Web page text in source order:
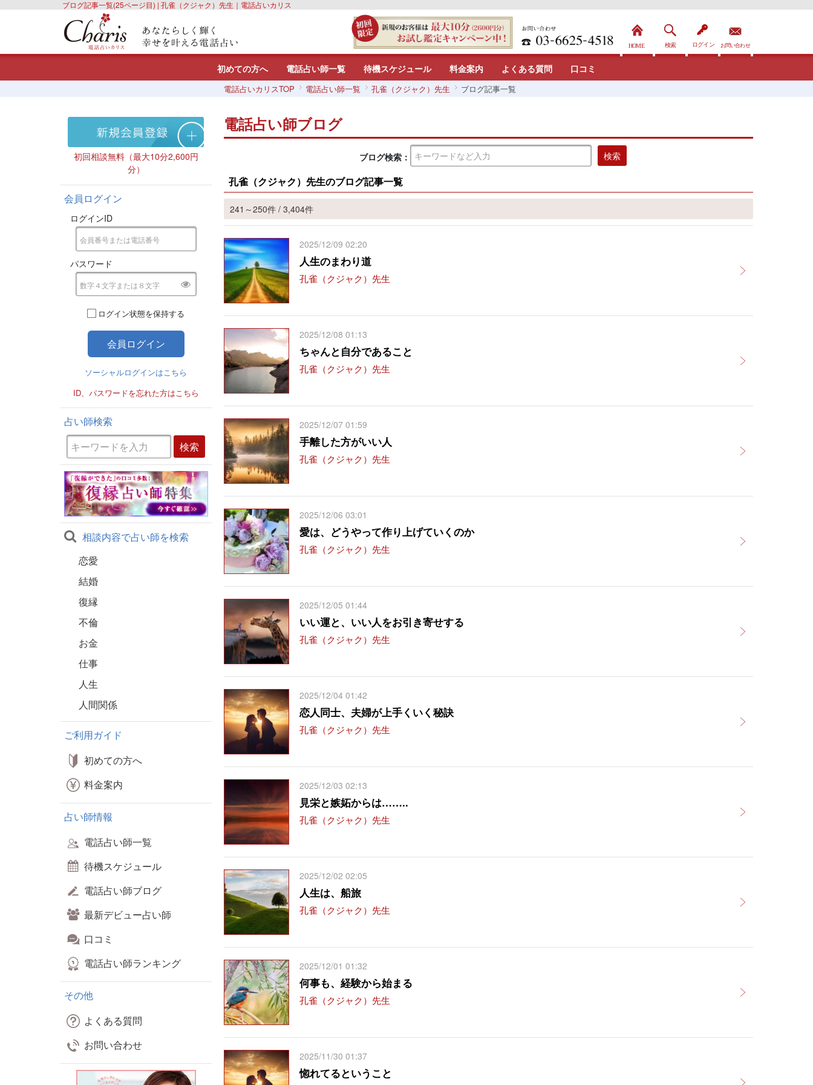
ブログ記事一覧(25ページ目) | 孔雀（クジャク）先生｜電話占いカリス
初めての方へ 電話占い師一覧 待機スケジュール 料金案内 よくある質問 口コミ
電話占いカリスTOP 電話占い師一覧 孔雀（クジャク）先生 ブログ記事一覧
初回相談無料（最大10分2,600円
分）
会員ログイン
ログインID
パスワード
ログイン状態を保持する
ソーシャルログインはこちら
ID、パスワードを忘れた方はこちら
占い師検索
相談内容で占い師を検索
恋愛
結婚
復縁
不倫
お金
仕事
人生
人間関係
ご利用ガイド
初めての方へ
料金案内
占い師情報
電話占い師一覧
待機スケジュール
電話占い師ブログ
最新デビュー占い師
口コミ
電話占い師ランキング
その他
よくある質問
お問い合わせ
電話占い師ブログ
ブログ検索：
孔雀（クジャク）先生のブログ記事一覧
241～250件 / 3,404件
2025/12/09 02:20
人生のまわり道
孔雀（クジャク）先生
2025/12/08 01:13
ちゃんと自分であること
孔雀（クジャク）先生
2025/12/07 01:59
手離した方がいい人
孔雀（クジャク）先生
2025/12/06 03:01
愛は、どうやって作り上げていくのか
孔雀（クジャク）先生
2025/12/05 01:44
いい運と、いい人をお引き寄せする
孔雀（クジャク）先生
2025/12/04 01:42
恋人同士、夫婦が上手くいく秘訣
孔雀（クジャク）先生
2025/12/03 02:13
見栄と嫉妬からは……..
孔雀（クジャク）先生
2025/12/02 02:05
人生は、船旅
孔雀（クジャク）先生
2025/12/01 01:32
何事も、経験から始まる
孔雀（クジャク）先生
2025/11/30 01:37
惚れてるということ